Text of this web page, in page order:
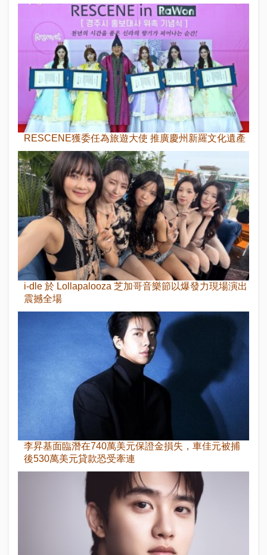
RESCENE獲委任為旅遊大使 推廣慶州新羅文化遺產
i-dle 於 Lollapalooza 芝加哥音樂節以爆發力現場演出
震撼全場
李昇基面臨潛在740萬美元保證金損失，車佳元被捕
後530萬美元貸款恐受牽連